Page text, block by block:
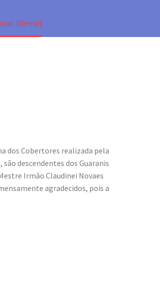
(Demo)
dos Cobertores realizada pela
descendentes dos Guaranis
Irmão Claudinei Novaes
agradecidos, pois a